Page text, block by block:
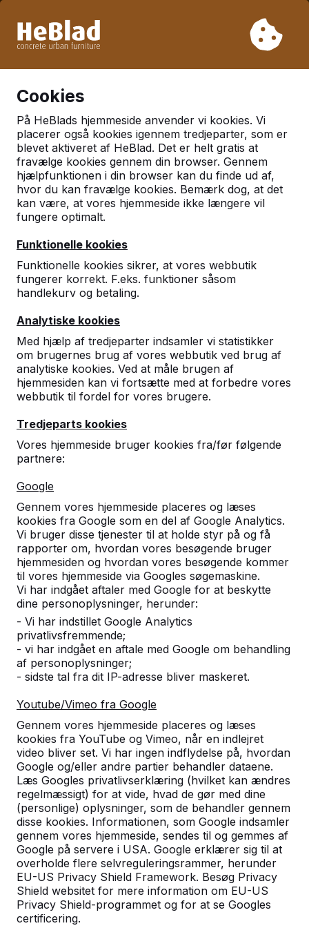
Så tag venligst højde for længere leveringstider.
Cookies
På HeBlads hjemmeside anvender vi kookies. Vi
placerer også kookies igennem tredjeparter, som er
blevet aktiveret af HeBlad. Det er helt gratis at
fravælge kookies gennem din browser. Gennem
hjælpfunktionen i din browser kan du finde ud af,
hvor du kan fravælge kookies. Bemærk dog, at det
kan være, at vores hjemmeside ikke længere vil
fungere optimalt.
Funktionelle kookies
Funktionelle kookies sikrer, at vores webbutik
fungerer korrekt. F.eks. funktioner såsom
handlekurv og betaling.
Analytiske kookies
Med hjælp af tredjeparter indsamler vi statistikker
om brugernes brug af vores webbutik ved brug af
analytiske kookies. Ved at måle brugen af
hjemmesiden kan vi fortsætte med at forbedre vores
webbutik til fordel for vores brugere.
Tredjeparts kookies
Vores hjemmeside bruger kookies fra/før følgende
partnere:
Google
Gennem vores hjemmeside placeres og læses
kookies fra Google som en del af Google Analytics.
Vi bruger disse tjenester til at holde styr på og få
rapporter om, hvordan vores besøgende bruger
hjemmesiden og hvordan vores besøgende kommer
til vores hjemmeside via Googles søgemaskine.
Vi har indgået aftaler med Google for at beskytte
dine personoplysninger, herunder:
- Vi har indstillet Google Analytics
privatlivsfremmende;
- vi har indgået en aftale med Google om behandling
af personoplysninger;
- sidste tal fra dit IP-adresse bliver maskeret.
Youtube/Vimeo fra Google
Gennem vores hjemmeside placeres og læses
kookies fra YouTube og Vimeo, når en indlejret
video bliver set. Vi har ingen indflydelse på, hvordan
Google og/eller andre partier behandler dataene.
Læs Googles privatlivserklæring (hvilket kan ændres
regelmæssigt) for at vide, hvad de gør med dine
(personlige) oplysninger, som de behandler gennem
disse kookies. Informationen, som Google indsamler
gennem vores hjemmeside, sendes til og gemmes af
Google på servere i USA. Google erklærer sig til at
overholde flere selvreguleringsrammer, herunder
EU-US Privacy Shield Framework. Besøg Privacy
Shield websitet for mere information om EU-US
Privacy Shield-programmet og for at se Googles
certificering.
Vi har solgt over 30.000 borde
Systemet har fundet
sider med tagBetonnen
Schaaktafel
Spilleborde
Spilleborde og -bænke til dam, skak, ludo,
med de 3 spil i et.
Læs mere ->
Kontakt
Diamantweg 22
5527 LC Hapert
Holland
+31 (0)497 - 36.08.08
info@HeBlad.dk
Kundeservice
Kategorier
Øvrige
Generelle vilkår |Privatliv
© 2026 HeBlad Danmark
Website designet afGSD